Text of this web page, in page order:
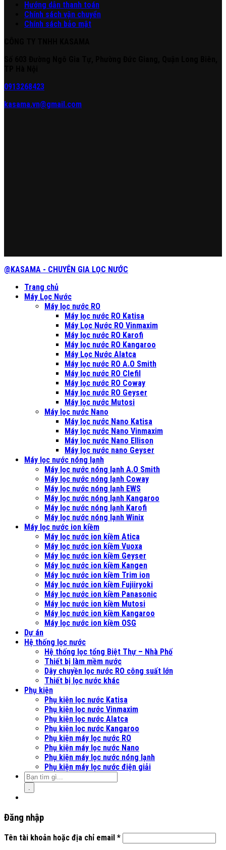
Hướng dẫn thanh toán
Chính sách vận chuyển
Chính sách bảo mật
0913268423
kasama.vn@gmail.com
@KASAMA - CHUYÊN GIA LỌC NƯỚC
Trang chủ
Máy Lọc Nước
Máy lọc nước RO
Máy lọc nước RO Katisa
Máy Lọc Nước RO Vinmaxim
Máy lọc nước RO Karofi
Máy lọc nước RO Kangaroo
Máy Lọc Nước Alatca
Máy lọc nước RO A.O Smith
Máy lọc nước RO Clefil
Máy lọc nước RO Coway
Máy lọc nước RO Geyser
Máy lọc nước Mutosi
Máy lọc nước Nano
Máy lọc nước Nano Katisa
Máy lọc nước Nano Vinmaxim
Máy lọc nước Nano Ellison
Máy lọc nước nano Geyser
Máy lọc nước nóng lạnh
Máy lọc nước nóng lạnh A.O Smith
Máy lọc nước nóng lạnh Coway
Máy lọc nước nóng lạnh EWS
Máy lọc nước nóng lạnh Kangaroo
Máy lọc nước nóng lạnh Karofi
Máy lọc nước nóng lạnh Winix
Máy lọc nước ion kiềm
Máy lọc nước ion kiềm Atica
Máy lọc nước ion kiềm Vuoxa
Máy lọc nước ion kiềm Geyser
Máy lọc nước ion kiềm Kangen
Máy lọc nước ion kiềm Trim ion
Máy lọc nước ion kiềm Fujiiryoki
Máy lọc nước ion kiềm Panasonic
Máy lọc nước ion kiềm Mutosi
Máy lọc nước ion kiềm Kangaroo
Máy lọc nước ion kiềm OSG
Dự án
Hệ thống lọc nước
Hệ thống lọc tổng Biệt Thự – Nhà Phố
Thiết bị làm mềm nước
Dây chuyền lọc nước RO công suất lớn
Thiết bị lọc nước khác
Phụ kiện
Phụ kiện lọc nước Katisa
Phụ kiện lọc nước Vinmaxim
Phụ kiện lọc nước Alatca
Phụ kiện lọc nước Kangaroo
Phụ kiện máy lọc nước RO
Phụ kiện máy lọc nước Nano
Phụ kiện máy lọc nước nóng lạnh
Phụ kiện máy lọc nước điện giải
.
Đăng nhập
Tên tài khoản hoặc địa chỉ email *